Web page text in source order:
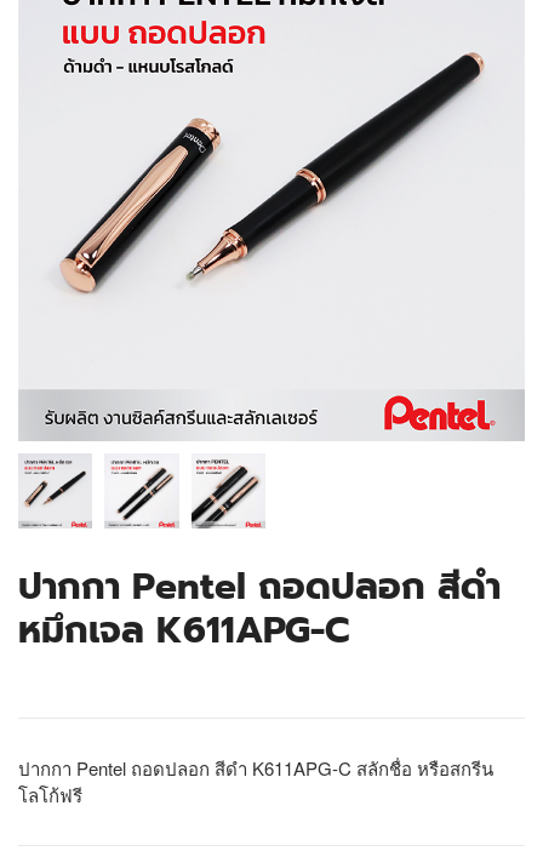
ปากกา Pentel ถอดปลอก สีดำ
หมึกเจล K611APG-C
ปากกา Pentel ถอดปลอก สีดำ K611APG-C สลักชื่อ หรือสกรีน
โลโก้ฟรี